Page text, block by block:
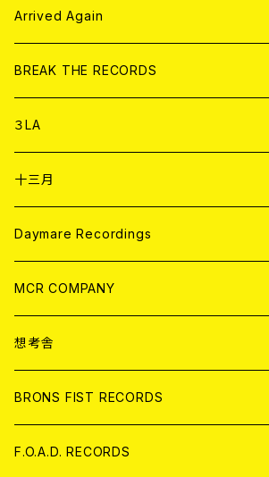
アパレル
書籍
DIGITAL CONTENTS
CD
アナログ
Arrived Again
CD
アナログ
BREAK THE RECORDS
CD
ANALOG
アパレル
３LA
CD
ANALOG
十三月
CD
ANALOG
Daymare Recordings
CD
ANALOG
MCR COMPANY
CD
アパレル
ANALOG
想考舎
BRONS FIST RECORDS
CD
F.O.A.D. RECORDS